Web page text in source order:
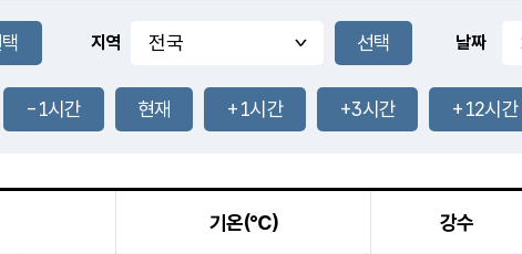
-mm
-mm
23.3
℃
24.4℃
0.7m/s
-mm
-mm
지역 날짜
-1시간 현재 +1시간 +3시간 +12시간
기온(℃) 강수